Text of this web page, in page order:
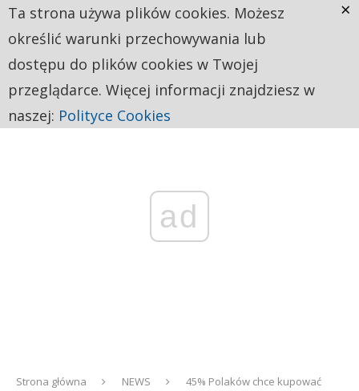
ad
Strona główna NEWS
45% Polaków chce kupować
Ta strona używa plików cookies. Możesz
określić warunki przechowywania lub
dostępu do plików cookies w Twojej
przeglądarce. Więcej informacji znajdziesz w
naszej: Polityce Cookies
×